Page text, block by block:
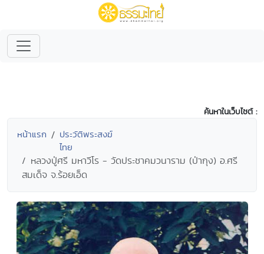
ค้นหาในเว็บไซต์ :
หน้าแรก
ประวัติพระสงฆ์
ไทย
หลวงปู่ศรี มหาวีโร - วัดประชาคมวนาราม (ป่ากุง) อ.ศรี
สมเด็จ จ.ร้อยเอ็ด